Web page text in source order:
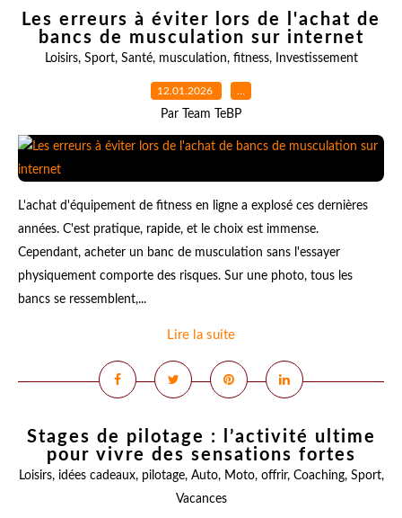
Les erreurs à éviter lors de l'achat de
bancs de musculation sur internet
Loisirs, Sport, Santé, musculation, fitness, Investissement
12.01.2026 …
Par Team TeBP
L'achat d'équipement de fitness en ligne a explosé ces dernières
années. C'est pratique, rapide, et le choix est immense.
Cependant, acheter un banc de musculation sans l'essayer
physiquement comporte des risques. Sur une photo, tous les
bancs se ressemblent,...
Lire la suite
Stages de pilotage : l’activité ultime
pour vivre des sensations fortes
Loisirs, idées cadeaux, pilotage, Auto, Moto, offrir, Coaching, Sport,
Vacances